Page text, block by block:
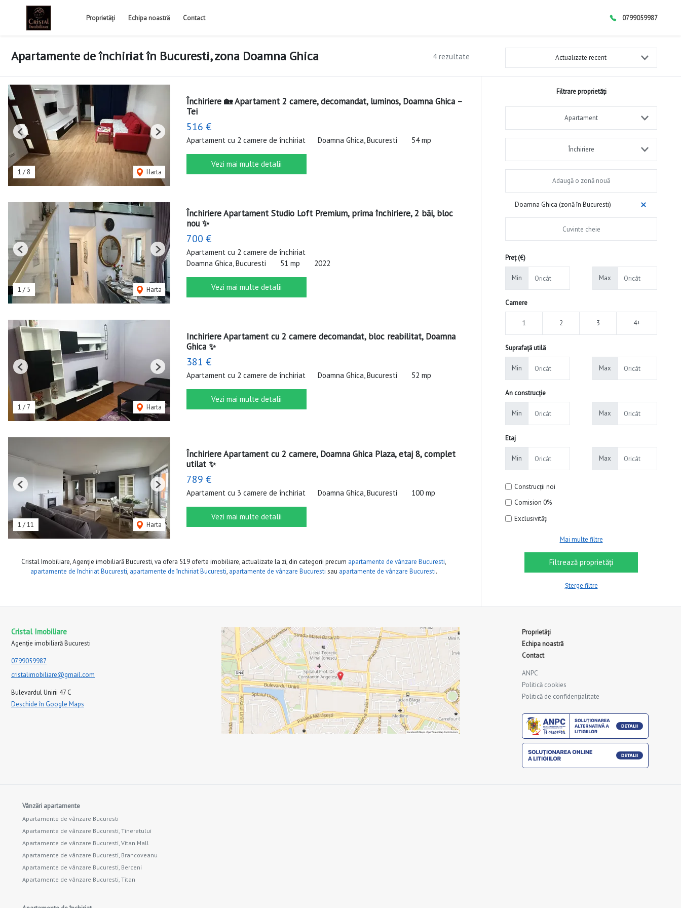
Proprietăți Echipa noastră Contact 0799059987
4 rezultate
Apartamente de închiriat în Bucuresti, zona Doamna Ghica Actualizate recent
1 / 8 Harta
Previous Next
Închiriere 🏡 Apartament 2 camere, decomandat, luminos, Doamna Ghica –
Tei
516 €
Apartament cu 2 camere de închiriat Doamna Ghica, Bucuresti 54 mp
Vezi mai multe detalii
1 / 5 Harta
Previous Next
Închiriere Apartament Studio Loft Premium, prima închiriere, 2 băi, bloc
nou ✨
700 €
Apartament cu 2 camere de închiriat
Doamna Ghica, Bucuresti
51 mp 2022
Vezi mai multe detalii
1 / 7 Harta
Previous Next
Inchiriere Apartament cu 2 camere decomandat, bloc reabilitat, Doamna
Ghica ✨
381 €
Apartament cu 2 camere de închiriat Doamna Ghica, Bucuresti 52 mp
Vezi mai multe detalii
1 /11 Harta
Previous Next
Închiriere Apartament cu 2 camere, Doamna Ghica Plaza, etaj 8, complet
utilat ✨
789 €
Apartament cu 3 camere de închiriat Doamna Ghica, Bucuresti 100 mp
Vezi mai multe detalii
Cristal Imobiliare, Agenție imobiliară Bucuresti, va ofera 519 oferte imobiliare, actualizate la zi, din categorii precum apartamente de vânzare Bucuresti,
apartamente de închiriat Bucuresti, apartamente de închiriat Bucuresti, apartamente de vânzare Bucuresti sau apartamente de vânzare Bucuresti.
Filtrare proprietăți
Apartament
Închiriere
Doamna Ghica (zonă în Bucuresti)
Preț (€)
Min Max
Camere
1 2 3 4+
Suprafață utilă
Min Max
An construcție
Min Max
Etaj
Min Max
Construcții noi
Comision 0%
Exclusivități
Mai multe filtre
Șterge filtre
Cristal Imobiliare
Agenție imobiliară Bucuresti
0799059987
cristalimobiliare@gmail.com
Bulevardul Unirii 47 C
Deschide în Google Maps
Proprietăți
Echipa noastră
Contact
ANPC
Politică cookies
Politică de confidențialitate
Vânzări apartamente
Apartamente de vânzare Bucuresti
Apartamente de vânzare Bucuresti, Tineretului
Apartamente de vânzare Bucuresti, Vitan Mall
Apartamente de vânzare Bucuresti, Brancoveanu
Apartamente de vânzare Bucuresti, Berceni
Apartamente de vânzare Bucuresti, Titan